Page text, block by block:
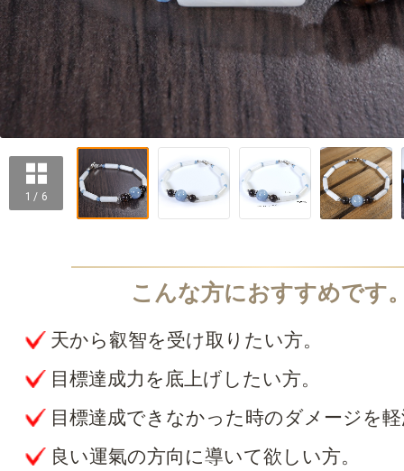
1 / 6
天から叡智を受け取りたい方。
目標達成力を底上げしたい方。
目標達成できなかった時のダメージを
良い運氣の方向に導いて欲しい方。